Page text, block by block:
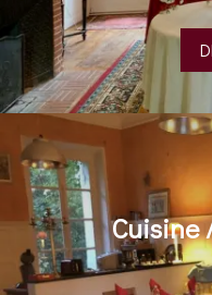
Cuisine